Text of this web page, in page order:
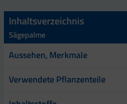
Inhaltsverzeichnis
Sägepalme
Aussehen, Merkmale
Verwendete Pflanzenteile